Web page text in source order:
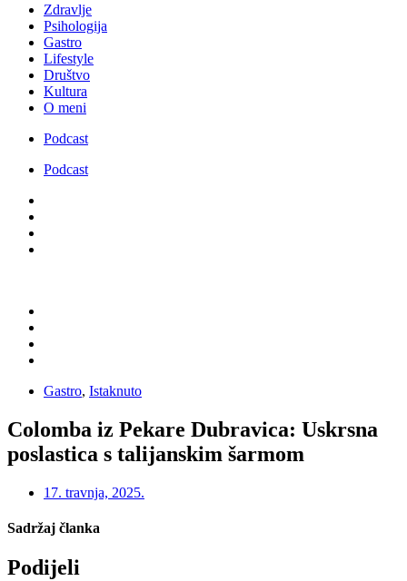
Zdravlje
Psihologija
Gastro
Lifestyle
Društvo
Kultura
O meni
Podcast
Podcast
Gastro, Istaknuto
Colomba iz Pekare Dubravica: Uskrsna
poslastica s talijanskim šarmom​
17. travnja, 2025.
Sadržaj članka
Podijeli